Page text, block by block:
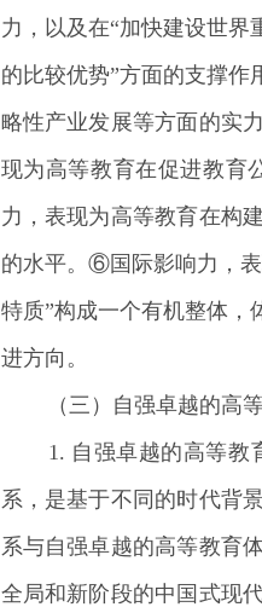
力，以及在“加快建设世
的比较优势”方面的支撑
略性产业发展等方面的实
现为高等教育在促进教育
力，表现为高等教育在构
的水平。⑥国际影响力，
特质”构成一个有机整体，
进方向。
（三）自强卓越的高
1. 自强卓越的高等教
系，是基于不同的时代背
系与自强卓越的高等教育
全局和新阶段的中国式现